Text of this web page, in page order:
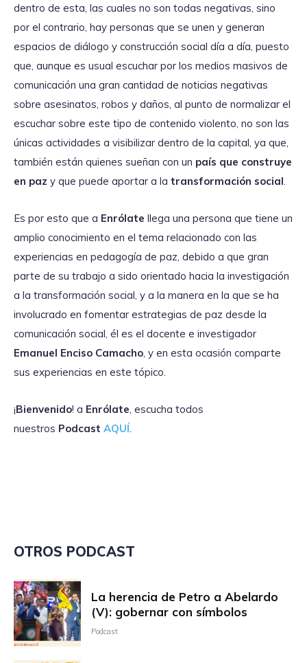
dentro de esta, las cuales no son todas negativas, sino
por el contrario, hay personas que se unen y generan
espacios de diálogo y construcción social día a día, puesto
que, aunque es usual escuchar por los medios masivos de
comunicación una gran cantidad de noticias negativas
sobre asesinatos, robos y daños, al punto de normalizar el
escuchar sobre este tipo de contenido violento, no son las
únicas actividades a visibilizar dentro de la capital, ya que,
también están quienes sueñan con un país que construye
en paz y que puede aportar a la transformación social
Es por esto que a Enrólate llega una persona que tiene un
amplio conocimiento en el tema relacionado con las
experiencias en pedagogía de paz, debido a que gran
parte de su trabajo a sido orientado hacia la investigación
a la transformación social, y a la manera en la que se ha
involucrado en fomentar estrategias de paz desde la
comunicación social, él es el docente e investigador
Emanuel Enciso Camacho , y en esta ocasión comparte
sus experiencias en este tópico.
¡Bienvenido! a Enrólate , escucha todos
nuestros Podcast AQUÍ
OTROS PODCAST
La herencia de Petro a Abelardo
(V): gobernar con símbolos
Podcast